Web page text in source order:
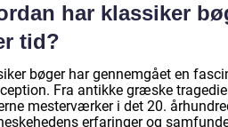
har klassiker
tid?
bøger har gennemgået en
Fra antikke græske
mesterværker i det 20.
erfaringer og